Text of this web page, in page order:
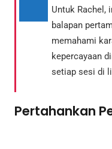
Untuk Rachel,
balapan
memahami
kepercayaan
setiap sesi di
Pertahankan